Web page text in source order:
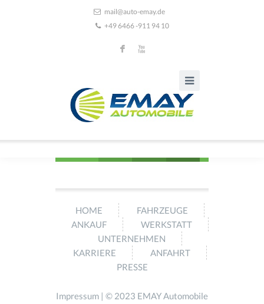
mail@auto-emay.de
+49 6466 -911 94 10
F X
HOME
FAHRZEUGE
ANKAUF
WERKSTATT
UNTERNEHMEN
KARRIERE
ANFAHRT
PRESSE
Impressum | © 2023 EMAY Automobile